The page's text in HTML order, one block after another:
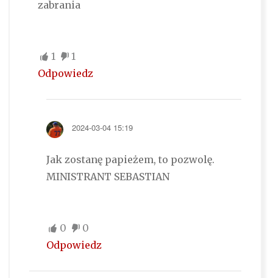
zabrania
1
1
Odpowiedz
2024-03-04 15:19
Jak zostanę papieżem, to pozwolę.
MINISTRANT SEBASTIAN
0
0
Odpowiedz